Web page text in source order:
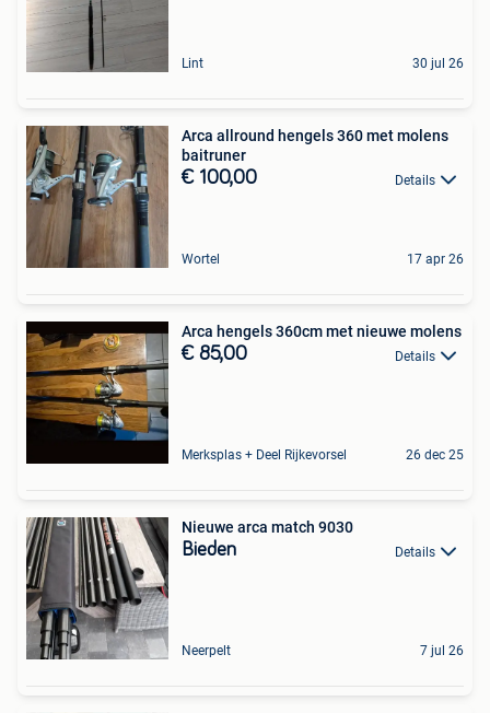
Lint 30 jul 26
Arca allround hengels 360 met molens
baitruner
€ 100,00 Details
Wortel 17 apr 26
Arca hengels 360cm met nieuwe molens
€ 85,00 Details
Merksplas + Deel Rijkevorsel 26 dec 25
Nieuwe arca match 9030
Bieden Details
Neerpelt 7 jul 26